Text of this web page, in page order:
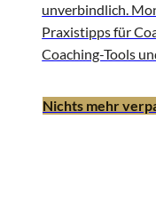
unverbindlich.
Praxistipps für
Coaching-Tools
Nichts mehr